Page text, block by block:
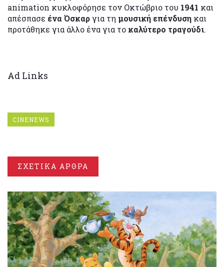
animation κυκλοφόρησε τον Οκτώβριο του 1941 και
απέσπασε ένα Όσκαργια τη μουσική επένδυση και
προτάθηκε για άλλο ένα για το καλύτερο τραγούδι.
Ad Links
CINENEWS
ΣΧΕΤΙΚΑ ΑΡΘΡΑ